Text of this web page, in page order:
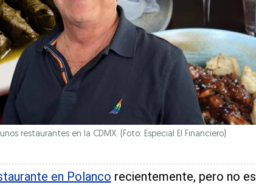
restaurantes en la CDMX. (Foto: Especial El Financiero)
en Polanco recientemente, pero no